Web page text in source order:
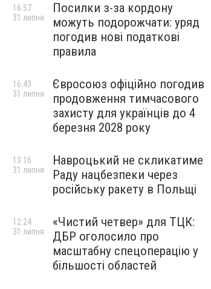
Посилки з-за кордону
можуть подорожчати: уряд
погодив нові податкові
правила
16:57
31 липня
Євросоюз офіційно погодив
продовження тимчасового
захисту для українців до 4
березня 2028 року
16:43
31 липня
Навроцький не скликатиме
Раду нацбезпеки через
російську ракету в Польщі
13:16
31 липня
«Чистий четвер» для ТЦК:
ДБР оголосило про
масштабну спецоперацію у
більшості областей
12:24
31 липня